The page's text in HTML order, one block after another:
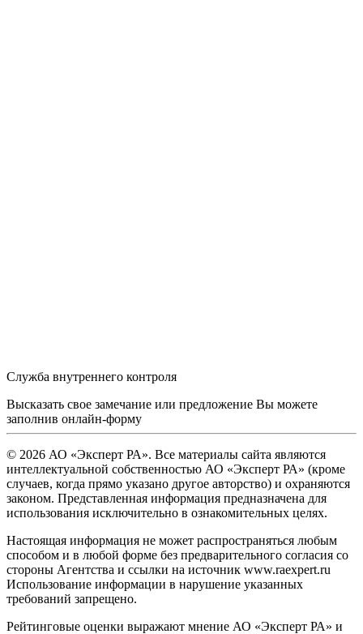
Служба внутреннего контроля
Высказать свое замечание или предложение Вы можете
заполнив онлайн-форму
© 2026 АО «Эксперт РА». Все материалы сайта являются
интеллектуальной собственностью АО «Эксперт РА» (кроме
случаев, когда прямо указано другое авторство) и охраняются
законом. Представленная информация предназначена для
использования исключительно в ознакомительных целях.
Настоящая информация не может распространяться любым
способом и в любой форме без предварительного согласия со
стороны Агентства и ссылки на источник www.raexpert.ru
Использование информации в нарушение указанных
требований запрещено.
Рейтинговые оценки выражают мнение АО «Эксперт РА» и